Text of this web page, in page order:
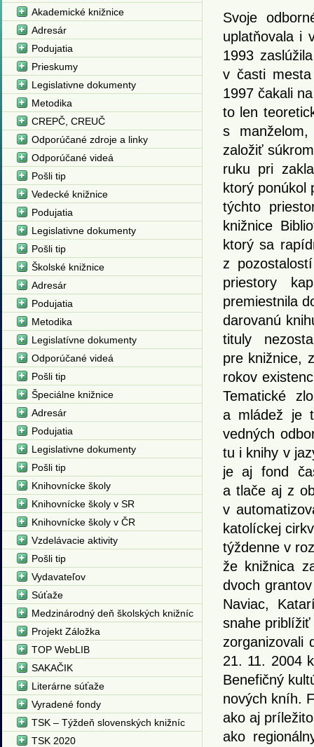
Svoje
uplatňovala i
1993
v časti
1997 čakali
to len
s manželom,
založiť
ruku pri
ktorý ponúkol
týchto
knižnice
ktorý sa
z
priestory
premiestnila
darovanú
tituly
pre knižnice,
rokov
Tematické
a mládež je
vedných
tu i knihy v
je aj fond
a tlače aj z
v
katolíckej
týždenne v
že knižnica
dvoch
Naviac,
snahe
zorganizovali
21. 11. 2004
Benefičný
nových kníh.
ako aj
ako
Akademické knižnice
Adresár
Podujatia
Prieskumy
Legislativne dokumenty
Metodika
CREPČ, CREUČ
Odporúčané zdroje a linky
Odporúčané videá
Pošli tip
Vedecké knižnice
Podujatia
Legislativne dokumenty
Pošli tip
Školské knižnice
Adresár
Podujatia
Metodika
Legislatívne dokumenty
Odporúčané videá
Pošli tip
Špeciálne knižnice
Adresár
Podujatia
Legislativne dokumenty
Pošli tip
Knihovnícke školy
Knihovnícke školy v SR
Knihovnícke školy v ČR
Vzdelávacie aktivity
Pošli tip
Vydavateľov
Súťaže
Medzinárodný deň školských knižníc
Projekt Záložka
TOP WebLIB
SAKAČIK
Literárne súťaže
Vyradené fondy
TSK – Týždeň slovenských knižníc
TSK 2020